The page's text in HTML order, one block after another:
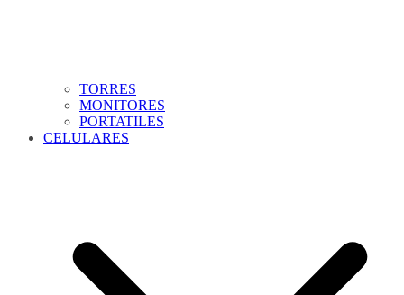
TORRES
MONITORES
PORTATILES
CELULARES